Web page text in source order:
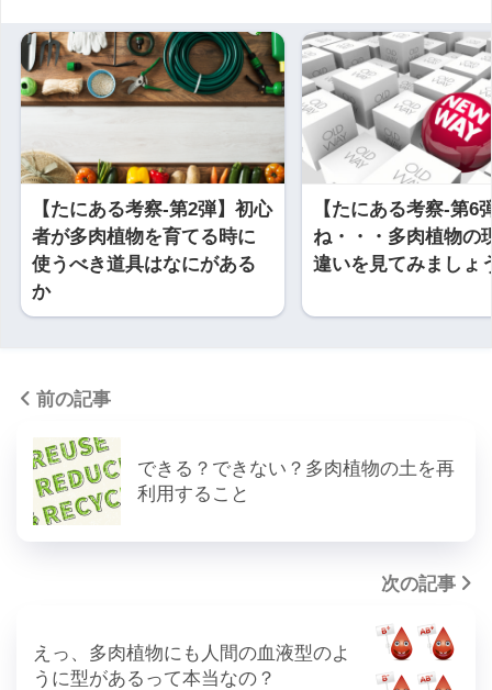
【たにある考察-第2弾】初心
者が多肉植物を育てる時に
使うべき道具はなにがある
か
【たにある考察-第6
ね・・・多肉植物の
違いを見てみましょ
前の記事
できる？できない？多肉植物の土を再
利用すること
次の記事
えっ、多肉植物にも人間の血液型のよ
うに型があるって本当なの？